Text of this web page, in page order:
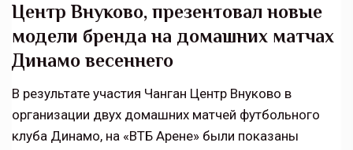
Центр Внуково, презентовал новые
модели бренда на домашних матчах
Динамо весеннего
В результате участия Чанган Центр Внуково в
организации двух домашних матчей футбольного
клуба Динамо, на «ВТБ Арене» были показаны